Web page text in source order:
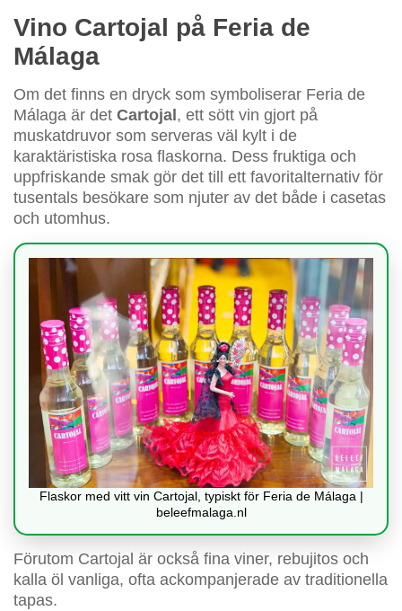
Vino Cartojal på Feria de
Málaga
Om det finns en dryck som symboliserar Feria de
Málaga är det Cartojal , ett sött vin gjort på
muskatdruvor som serveras väl kylt i de
karaktäristiska rosa flaskorna. Dess fruktiga och
uppfriskande smak gör det till ett favoritalternativ för
tusentals besökare som njuter av det både i casetas
och utomhus.
Flaskor med vitt vin Cartojal, typiskt för Feria de Málaga |
beleefmalaga.nl
Förutom Cartojal är också fina viner, rebujitos och
kalla öl vanliga, ofta ackompanjerade av traditionella
tapas.